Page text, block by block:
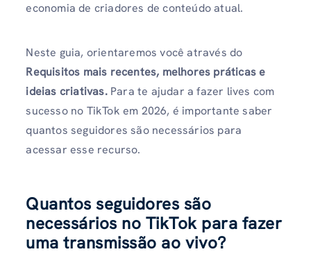
economia de criadores de conteúdo atual.
Neste guia, orientaremos você através do
Requisitos mais recentes, melhores práticas e
ideias criativas.Para te ajudar a fazer lives com
sucesso no TikTok em 2026, é importante saber
quantos seguidores são necessários para
acessar esse recurso.
Quantos seguidores são
necessários no TikTok para fazer
uma transmissão ao vivo?